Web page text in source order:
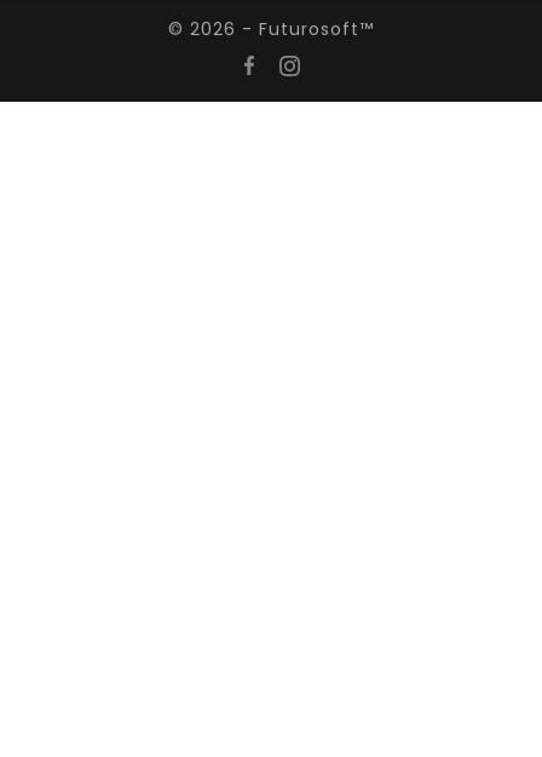
© 2026 - Futurosoft™